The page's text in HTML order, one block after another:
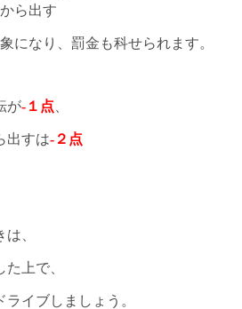
ら出す
になり、罰金も科せられます。
が-１点
出すは-２点
、
上で、
イブしましょう。